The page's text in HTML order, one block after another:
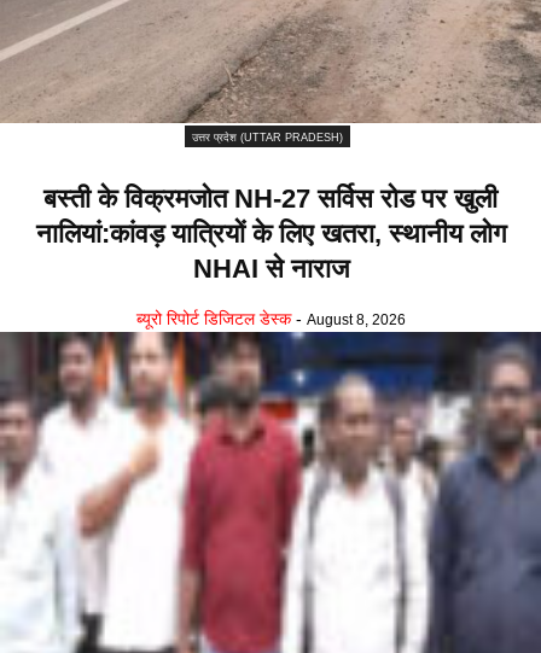
उत्तर प्रदेश (UTTAR PRADESH)
बस्ती के विक्रमजोत NH-27 सर्विस रोड पर खुली
नालियां:कांवड़ यात्रियों के लिए खतरा, स्थानीय लोग
NHAI से नाराज
ब्यूरो रिपोर्ट डिजिटल डेस्क - August 8, 2026